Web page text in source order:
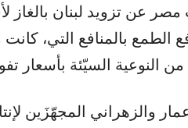
مصر عن تزويد لبنان بالغاز
الطمع بالمنافع التي،
النوعية السيّئة بأسعار
والزهراني المجهّزَين